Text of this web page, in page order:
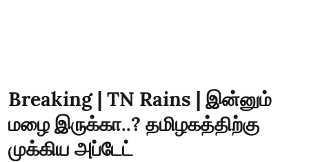
Breaking | TN Rains | இன்னும்
மழை இருக்கா..? தமிழகத்திற்கு
முக்கிய அப்டேட்